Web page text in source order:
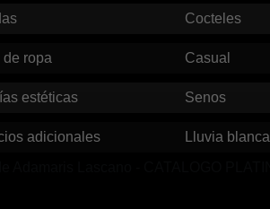
Cocteles
ropa Casual
estéticas Senos
adicionales Lluvia blanca